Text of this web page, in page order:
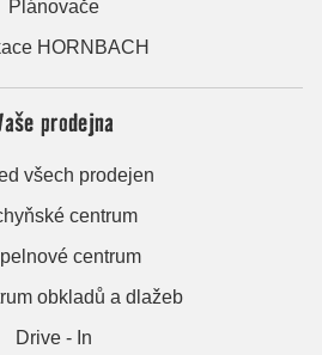
Plánovače
HORNBACH
prodejna
všech prodejen
centrum
centrum
obkladů a dlažeb
Drive - In